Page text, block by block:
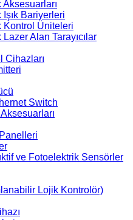
Bariyerleri
Kontrol Üniteleri
Alan Tarayıcılar
Cihazları
Switch
ve Fotoelektrik Sensörler
Lojik Kontrolör)